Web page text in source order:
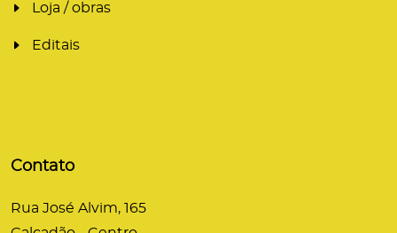
Loja / obras
Editais
Contato
Rua José Alvim, 165